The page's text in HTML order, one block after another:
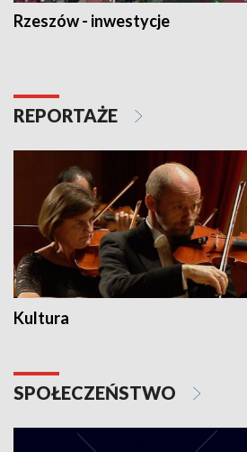
Rzeszów - inwestycje
REPORTAŻE
Kultura
SPOŁECZEŃSTWO